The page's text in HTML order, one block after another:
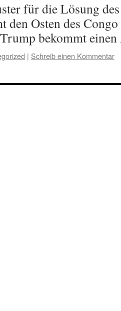
für die Lösung
den Osten des
bekommt
| Schreib einen Kommentar